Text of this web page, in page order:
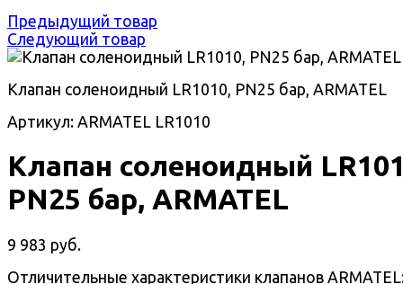
Предыдущий товар
Следующий товар
Клапан соленоидный LR1010, PN25 бар, ARMATEL
Артикул: ARMATEL LR1010
Клапан соленоидный
PN25 бар, ARMATEL
9 983 руб.
Отличительные характеристики клапанов